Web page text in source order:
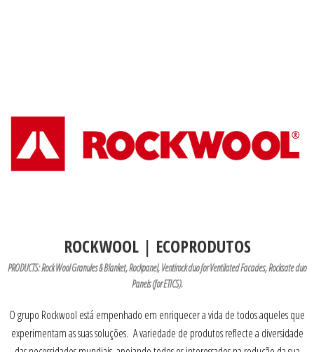
ROCKWOOL | ECOPRODUTOS
PRODUCTS: Rock Wool Granules & Blanket, Rockpanel, Ventirock duo for Ventilated Facades, Rocksate duo
Panels (for ETICS).
O grupo Rockwool está empenhado em enriquecer a vida de todos aqueles que
experimentam as suas soluções. A variedade de produtos reflecte a diversidade